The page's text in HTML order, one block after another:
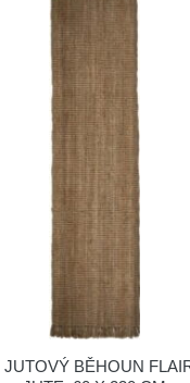
JUTOVÝ BĚHOUN